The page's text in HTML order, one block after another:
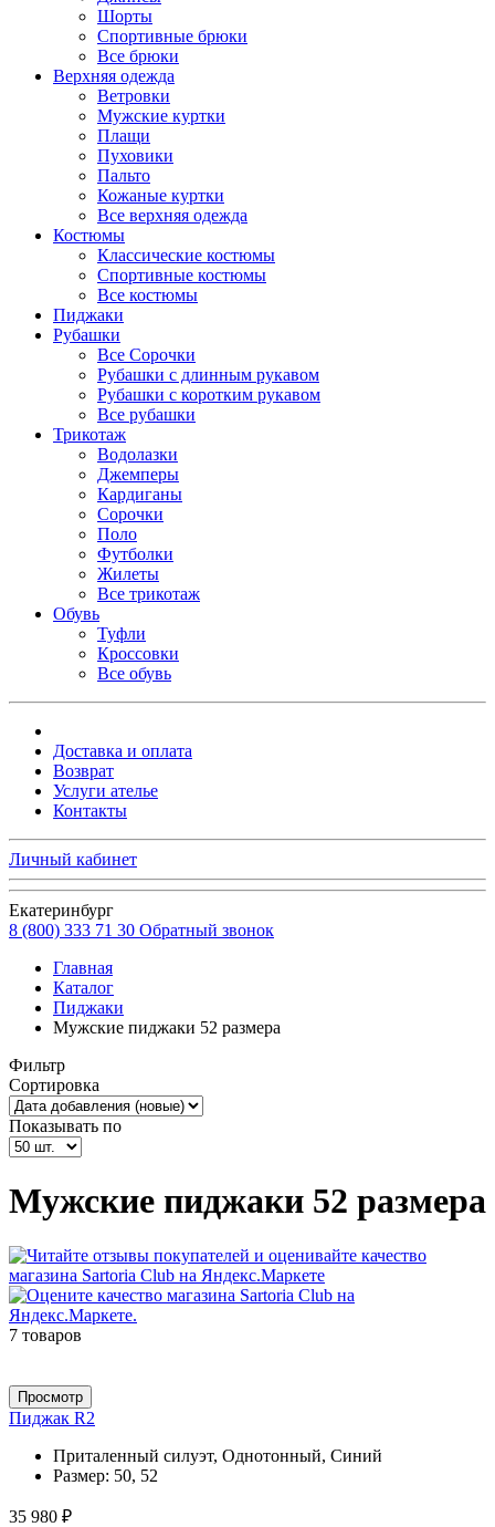
Шорты
Спортивные брюки
Все брюки
Верхняя одежда
Ветровки
Мужские куртки
Плащи
Пуховики
Пальто
Кожаные куртки
Все верхняя одежда
Костюмы
Классические костюмы
Спортивные костюмы
Все костюмы
Пиджаки
Рубашки
Все Сорочки
Рубашки с длинным рукавом
Рубашки с коротким рукавом
Все рубашки
Трикотаж
Водолазки
Джемперы
Кардиганы
Сорочки
Поло
Футболки
Жилеты
Все трикотаж
Обувь
Туфли
Кроссовки
Все обувь
Доставка и оплата
Возврат
Услуги ателье
Контакты
Личный кабинет
Екатеринбург
8 (800) 333 71 30 Обратный звонок
Главная
Каталог
Пиджаки
Мужские пиджаки 52 размера
Фильтр
Сортировка
Показывать по
Мужские пиджаки 52 размера
7 товаров
Просмотр
Пиджак R2
Приталенный силуэт, Однотонный, Синий
Размер: 50, 52
35 980 ₽